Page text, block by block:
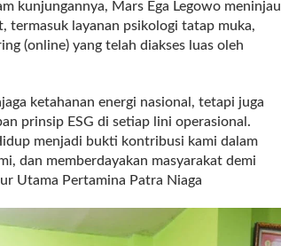
kunjungannya, Mars Ega Legowo meninjau
termasuk layanan psikologi tatap muka,
(online) yang telah diakses luas oleh
ketahanan energi nasional, tetapi juga
prinsip ESG di setiap lini operasional.
menjadi bukti kontribusi kami dalam
dan memberdayakan masyarakat demi
Utama Pertamina Patra Niaga